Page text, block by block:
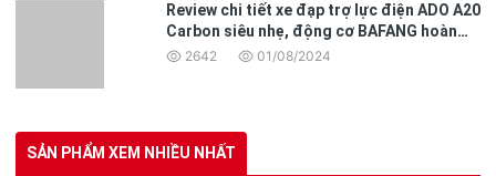
Review chi tiết xe đạp trợ lực điện ADO A20
Carbon siêu nhẹ, động cơ BAFANG hoàn
toàn mới
2642 01/08/2024
SẢN PHẨM XEM NHIỀU NHẤT